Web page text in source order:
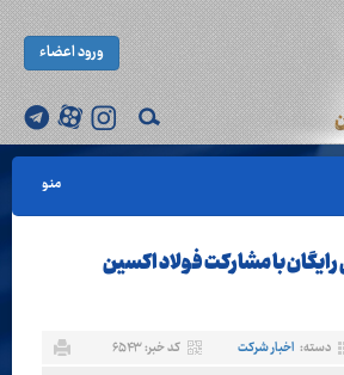
ورود اعضاء
منو
با مشارکت فولاد اکسین
دسته: اخبار شرکت کد خبر: ۶۵۴۳